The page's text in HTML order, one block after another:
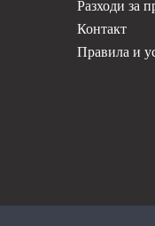
Разходи за
Контакт
Правила и